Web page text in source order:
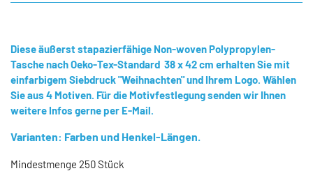
Diese äußerst stapazierfähige Non-woven Polypropylen-
Tasche nach Oeko-Tex-Standard 38 x 42 cm erhalten Sie mit
einfarbigem Siebdruck "Weihnachten" und Ihrem Logo. Wählen
Sie aus 4 Motiven. Für die Motivfestlegung senden wir Ihnen
weitere Infos gerne per E-Mail.
Varianten: Farben und Henkel-Längen.
Mindestmenge 250 Stück